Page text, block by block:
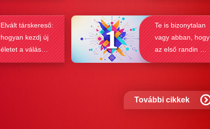
Elvált társkereső:
hogyan kezdj új
életet a válás
után?
Te is bizonytalan
vagy abban, hogy
az első randin mit
szabad és mit
További cikkek